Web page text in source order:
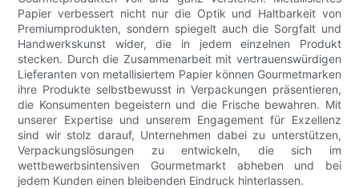
Papier verbessert nicht nur die Optik und Haltbarkeit von
Premiumprodukten, sondern spiegelt auch die Sorgfalt und
Handwerkskunst wider, die in jedem einzelnen Produkt
stecken. Durch die Zusammenarbeit mit vertrauenswürdigen
Lieferanten von metallisiertem Papier können Gourmetmarken
ihre Produkte selbstbewusst in Verpackungen präsentieren,
die Konsumenten begeistern und die Frische bewahren. Mit
unserer Expertise und unserem Engagement für Exzellenz
sind wir stolz darauf, Unternehmen dabei zu unterstützen,
Verpackungslösungen zu entwickeln, die sich im
wettbewerbsintensiven Gourmetmarkt abheben und bei
jedem Kunden einen bleibenden Eindruck hinterlassen.